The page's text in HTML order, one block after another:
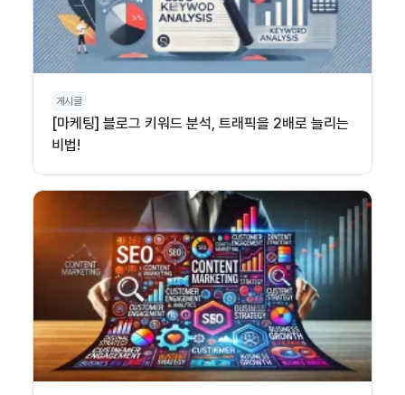
게시글
[마케팅] 블로그 키워드 분석, 트래픽을 2배로 늘리는
비법!